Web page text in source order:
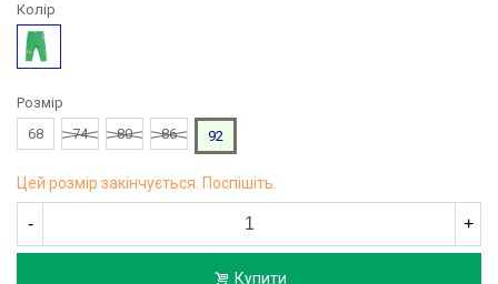
Колір
Хакі
Розмір
68
74 80 86 92
Цей розмір закінчується. Поспішіть.
- +
Купити